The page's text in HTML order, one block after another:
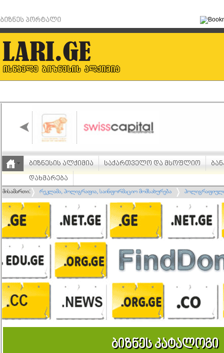
ბიზნეს პორტალი
ბიზნესის ალქიმია საქართველო და მსოფლიო
დახმარება
მისამართი: რეკლამა, პოლიგრაფია, საინფორმაციო მომსახურება
ბიზნეს კატალოგი